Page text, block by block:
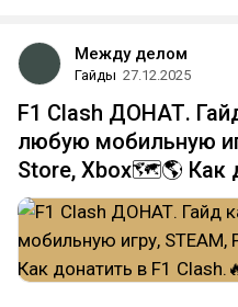
Между делом
Гайды 27.12.2025
F1 Clash ДОНАТ.
любую мобильную
Store, Xbox🗺️🌎 Как